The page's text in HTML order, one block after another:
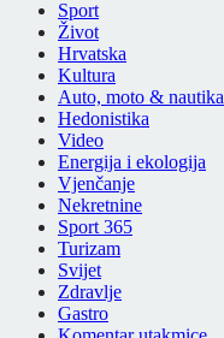
Sport
Život
Hrvatska
Kultura
Auto, moto & nautika
Hedonistika
Video
Energija i ekologija
Vjenčanje
Nekretnine
Sport 365
Turizam
Svijet
Zdravlje
Gastro